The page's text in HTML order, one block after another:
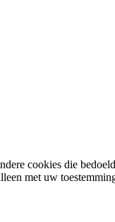
cookies die
met uw